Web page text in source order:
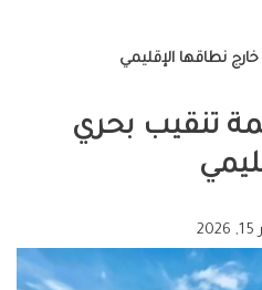
نطاقها الإقليمي
تنقيب بحري